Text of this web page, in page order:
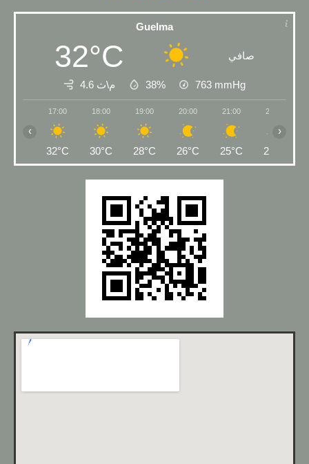
Guelma
32°C صافي
4.6 م\ث 38% 763 mmHg
17:00
32°C
18:00
30°C
19:00
28°C
20:00
26°C
21:00
25°C
22:00
24°C
‹ ›